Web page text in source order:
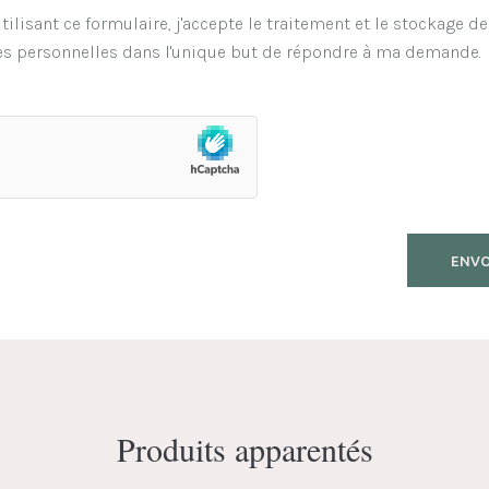
ce formulaire, j'accepte le traitement et le stockage
personnelles dans l'unique but de répondre à ma demande.
Produits apparentés